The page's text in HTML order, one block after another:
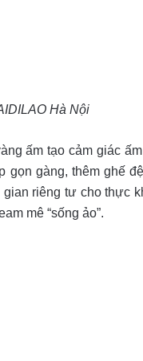
Hà Nội
ấm tạo cảm giác
gàng, thêm ghế
riêng tư cho thực
mê “sống ảo”.